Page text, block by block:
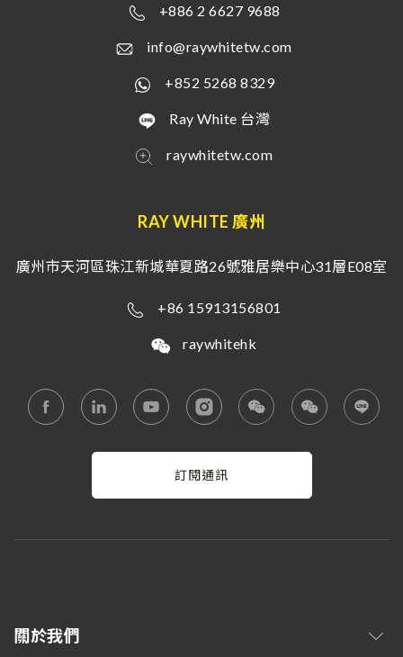
+886 2 6627 9688
info@raywhitetw.com
+852 5268 8329
Ray White 台灣
raywhitetw.com
RAY WHITE 廣州
廣州市天河區珠江新城華夏路26號雅居樂中心31層E08室
+86 15913156801
raywhitehk
訂閱通訊
關於我們